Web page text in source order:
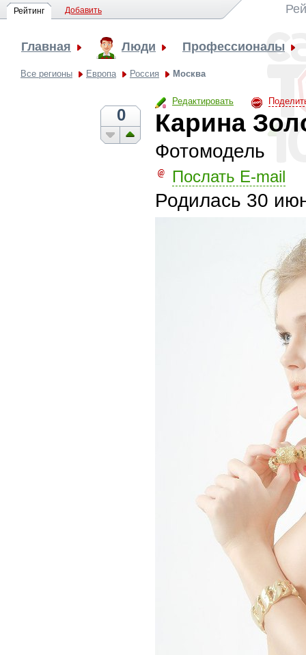
Рейтинг Добавить
Главная Люди Профессионалы
Все регионы Европа Россия Москва
Редактировать
0 Карина
Фотомодель
Послать E-mail
Родилась 30